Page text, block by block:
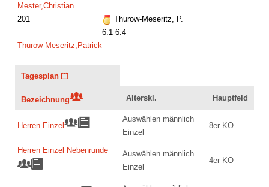
Mester,Christian
201
Thurow-Meseritz, P.
6:1 6:4
Thurow-Meseritz,Patrick
Tagesplan
Bezeichnung Alterskl. Hauptfeld
Herren Einzel
Auswählen männlich
Einzel
8er KO
Herren Einzel Nebenrunde
Auswählen männlich
Einzel
4er KO